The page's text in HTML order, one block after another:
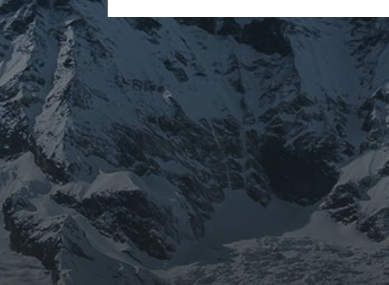
ARCHIVES
mars 2026
février 2026
décembre 2025
septembre 2024
août 2024
CATÉGORIES